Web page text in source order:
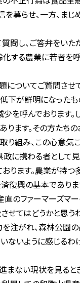
を募らせ、一方、ま
問し、ご答弁をい
する農業に若者を
ついてご質問させ
下が鮮明になった
を呼んでおります
ます。その方たち
り組み、この心意
に携わる者として
ります。農業が持
復興の基本であり
のファーマーズマ
てはどうかと思う
注がれ、森林公園
ないように感じる
ない現状を見ると